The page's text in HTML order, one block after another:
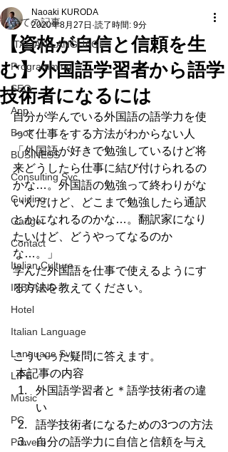
全ての記事
ITALIAN LANGUAGE
Programming
SEO
App.
Book
BUSINESS
Consulting Svc.
Guiding
Gadget
Contact
Italian Culture
INBOUND
Hotel
Italian Language
Language Svc.
LIFE
Music
PC
Proverb
【資格が自信と信頼を生
む】外国語学習者から語学
技術者になるには
Naoaki KURODA
2020年8月27日 読了時間: 9分
自分が学んでいる外国語の語学力を使
って仕事をする方法がわからない人
「外国語が好きで勉強しているけど将
来どうしたら仕事に結び付けられるの
かな…。外国語の勉強って終わりがな
いんだけど、どこまで勉強したら通訳
とかになれるのかな…。翻訳家になり
たいけど、どうやってなるのか
な…。」
学んだ外国語を仕事で使えるようにす
る方法を教えてください。
こういった疑問に答えます。
本記事の内容
外国語学習者と＊語学技術者の違
い
語学技術者になるための3つの方法
自分の語学力に自信と信頼を与え